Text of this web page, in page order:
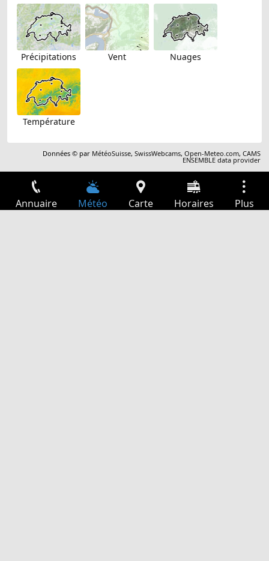
Précipitations Vent Nuages
Température
Données © par MétéoSuisse,SwissWebcams,Open-Meteo.com,CAMS
ENSEMBLE data provider
Annuaire Météo Carte Horaires Plus